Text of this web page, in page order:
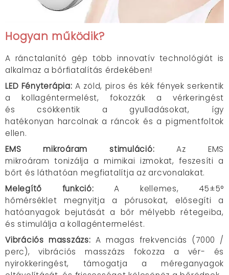
Hogyan működik?
A ránctalanító gép több innovatív technológiát is
alkalmaz a bőrfiatalítás érdekében!
LED Fényterápia: A zöld, piros és kék fények serkentik
a kollagéntermelést, fokozzák a vérkeringést
és csökkentik a gyulladásokat, így
hatékonyan harcolnak a ráncok és a pigmentfoltok
ellen.
EMS mikroáram stimuláció:
Az EMS
mikroáram tonizálja a mimikai izmokat, feszesíti a
bőrt és láthatóan megfiatalítja az arcvonalakat.
Melegítő funkció:
A kellemes, 45±5°
hőmérséklet megnyitja a pórusokat, elősegíti a
hatóanyagok bejutását a bőr mélyebb rétegeiba,
és stimulálja a kollagéntermelést.
Vibrációs masszázs: A magas frekvenciás (7000 /
perc), vibrációs masszázs fokozza a vér- és
nyirokkeringést, támogatja a méreganyagok